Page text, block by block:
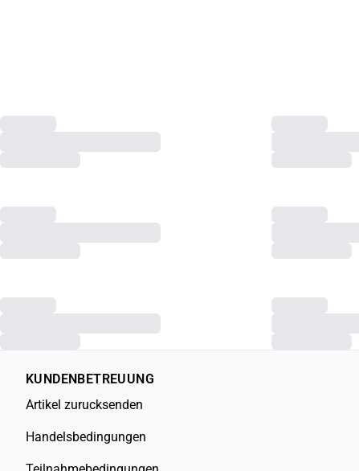
KUNDENBETREUUNG
Artikel zurucksenden
Handelsbedingungen